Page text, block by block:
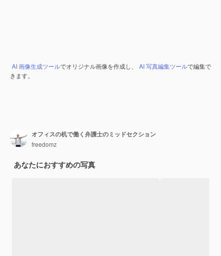
AI 画像生成ツールでオリジナル画像を作成し、 AI 写真編集ツールで編集で
きます。
オフィスの机で働く弁護士のミッドセクション
freedomz
あなたにおすすめの写真